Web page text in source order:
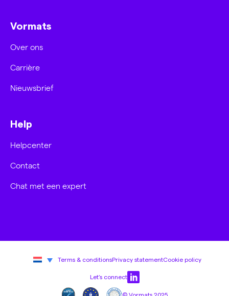
Vormats
Over ons
Carrière
Nieuwsbrief
Help
Helpcenter
Contact
Chat met een expert
Terms & conditionsPrivacy statementCookie policy
Let’s connect